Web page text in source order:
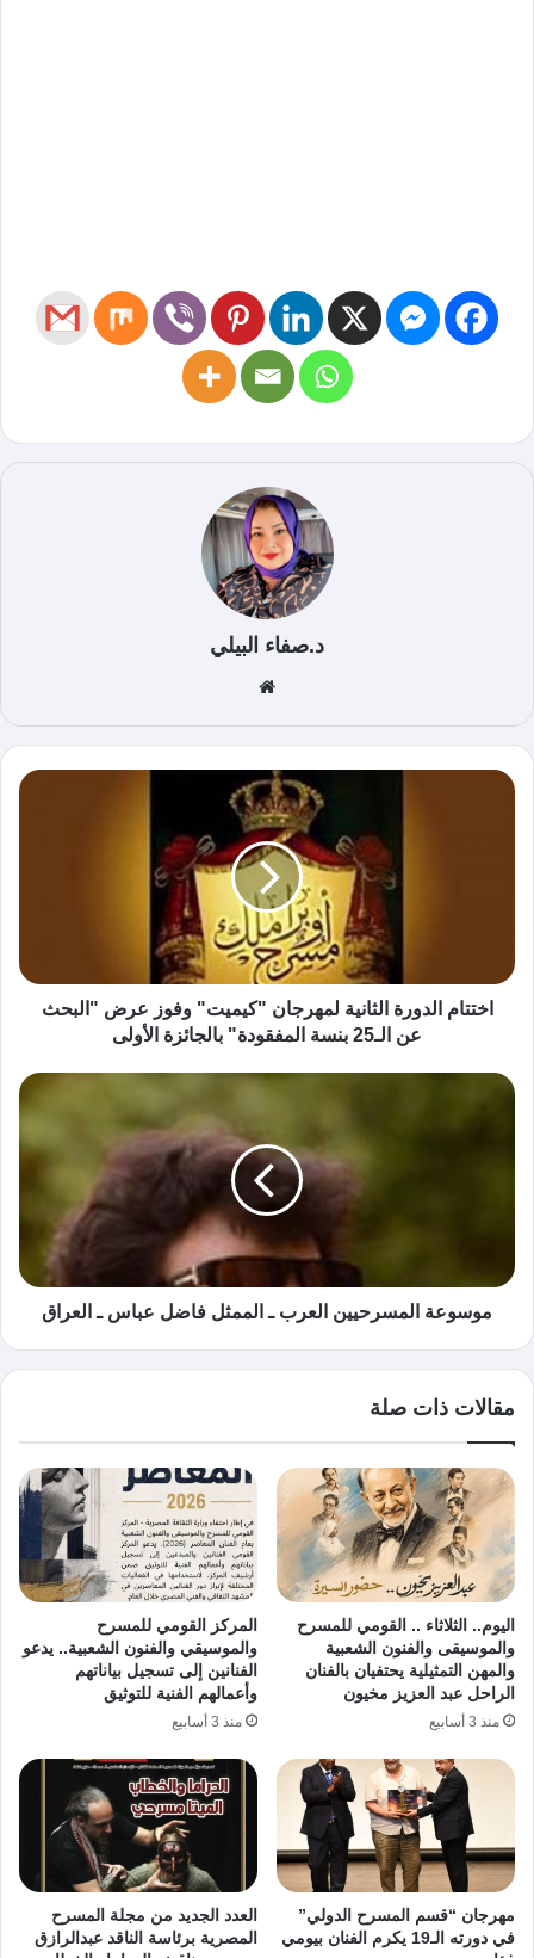
د.صفاء البيلي
الوي
ب
اختتام الدورة الثانية لمهرجان "كيميت" وفوز عرض "البحث
عن الـ25 بنسة المفقودة" بالجائزة الأولى
موسوعة المسرحيين العرب ـ الممثل فاضل عباس ـ العراق
مقالات ذات صلة
اليوم.. الثلاثاء .. القومي للمسرح
والموسيقى والفنون الشعبية
والمهن التمثيلية يحتفيان بالفنان
الراحل عبد العزيز مخيون
منذ 3 أسابيع
المركز القومي للمسرح
والموسيقي والفنون الشعبية.. يدعو
الفنانين إلى تسجيل بياناتهم
وأعمالهم الفنية للتوثيق
منذ 3 أسابيع
مهرجان “قسم المسرح الدولي”
في دورته الـ19 يكرم الفنان بيومي
العدد الجديد من مجلة المسرح
المصرية برئاسة الناقد عبدالرازق